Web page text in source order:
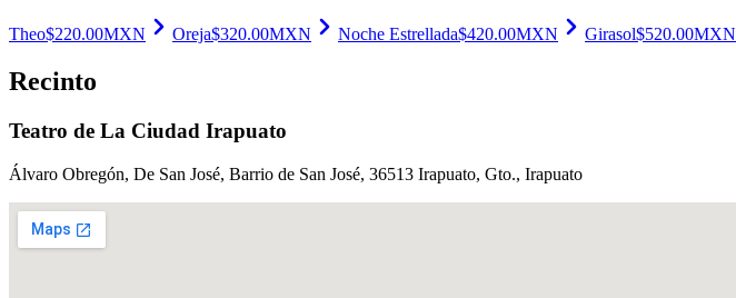
Theo$220.00MXN Oreja$320.00MXN Noche Estrellada$420.00MXN Girasol$520.00MXN
Recinto
Teatro de La Ciudad Irapuato
Álvaro Obregón, De San José, Barrio de San José, 36513 Irapuato, Gto., Irapuato